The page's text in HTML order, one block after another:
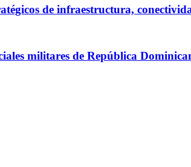
de infraestructura,
militares de República